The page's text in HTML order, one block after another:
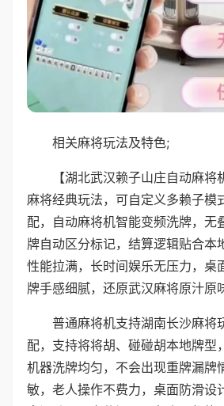
相关麻将玩法及特色;
【湖北武汉赖子山庄自动麻
麻将经典玩法，可自定义多赖子模
配，自动麻将机智能变频洗牌，无
牌自动区分标记，结算逻辑贴合本
性能拉满，长时间娱乐无压力，桌
牌手感细腻，还原武汉麻将原汁原
普通麻将机支持湖南长沙麻将
配，支持将将胡、碰碰胡本地牌型
机器洗牌均匀，不会出现重牌漏牌
敏，老人操作不费力，桌面防滑设